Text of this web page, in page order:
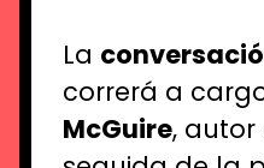
La
correrá a
McGuire,